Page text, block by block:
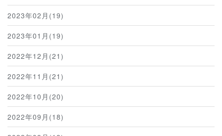
2023年02月(19)
2023年01月(19)
2022年12月(21)
2022年11月(21)
2022年10月(20)
2022年09月(18)